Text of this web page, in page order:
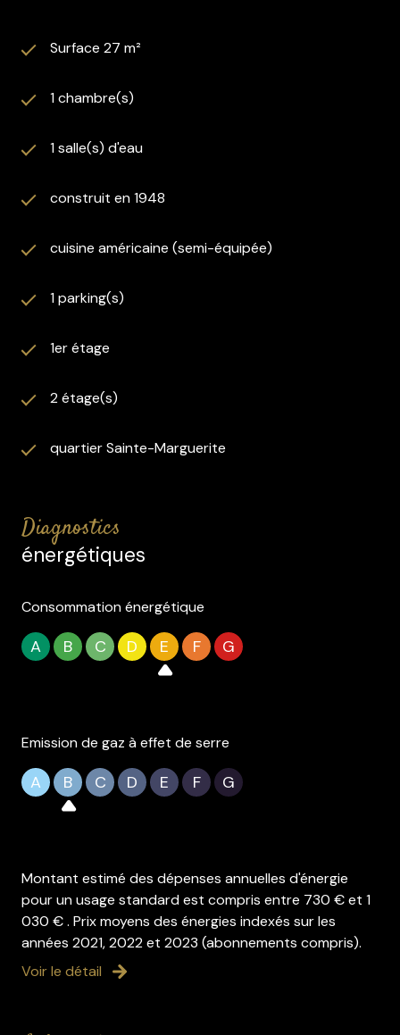
Surface 27 m²
1 chambre(s)
1 salle(s) d'eau
construit en 1948
cuisine américaine (semi-équipée)
1 parking(s)
1er étage
2 étage(s)
quartier Sainte-Marguerite
diagnostics
énergétiques
Consommation énergétique
A B C D E F G
Emission de gaz à effet de serre
A B C D E F G
Montant estimé des dépenses annuelles d'énergie
pour un usage standard est compris entre 730 € et 1
030 € . Prix moyens des énergies indexés sur les
années 2021, 2022 et 2023 (abonnements compris).
Voir le détail